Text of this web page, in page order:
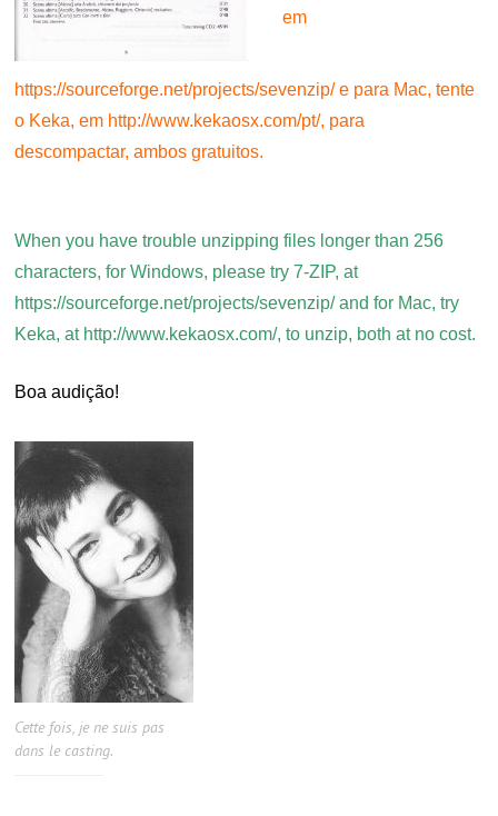
em
https://sourceforge.net/projects/sevenzip/ e para Mac, tente
o Keka, em http://www.kekaosx.com/pt/, para
descompactar, ambos gratuitos.
When you have trouble unzipping files longer than 256
characters, for Windows, please try 7-ZIP, at
https://sourceforge.net/projects/sevenzip/ and for Mac, try
Keka, at http://www.kekaosx.com/, to unzip, both at no cost.
Boa audição!
Cette fois, je ne suis pas
dans le casting.